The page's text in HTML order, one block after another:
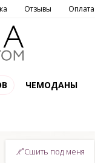
Отзывы Оплата
ЧЕМОДАНЫ
Сшить под меня